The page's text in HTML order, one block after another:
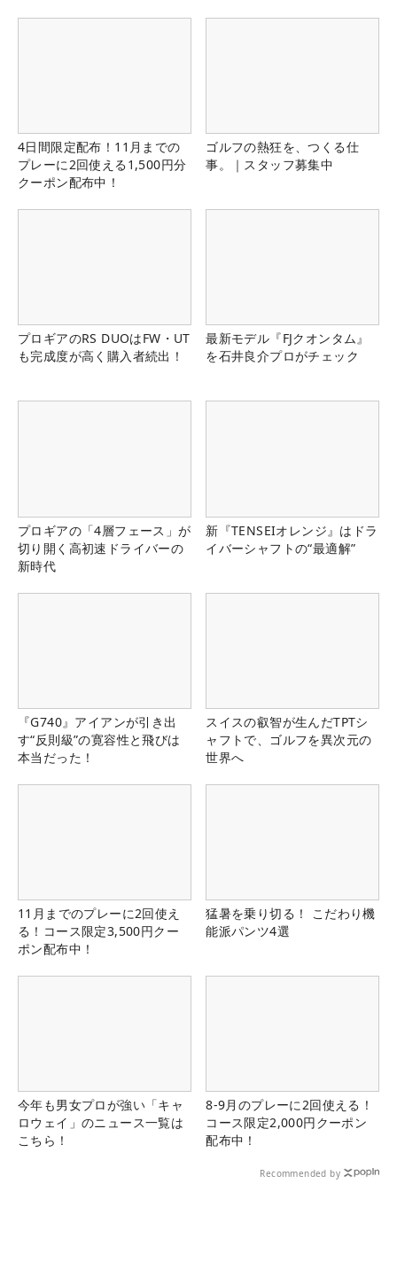
4日間限定配布！11月までの
プレーに2回使える1,500円分
クーポン配布中！
ゴルフの熱狂を、つくる仕
事。｜スタッフ募集中
プロギアのRS DUOはFW・UT
も完成度が高く購入者続出！
最新モデル『FJクオンタム』
を石井良介プロがチェック
プロギアの「4層フェース」が
切り開く高初速ドライバーの
新時代
新『TENSEIオレンジ』はドラ
イバーシャフトの“最適解”
『G740』アイアンが引き出
す“反則級”の寛容性と飛びは
本当だった！
スイスの叡智が生んだTPTシ
ャフトで、ゴルフを異次元の
世界へ
11月までのプレーに2回使え
る！コース限定3,500円クー
ポン配布中！
猛暑を乗り切る！ こだわり機
能派パンツ4選
今年も男女プロが強い「キャ
ロウェイ」のニュース一覧は
こちら！
8-9月のプレーに2回使える！
コース限定2,000円クーポン
配布中！
Recommended by